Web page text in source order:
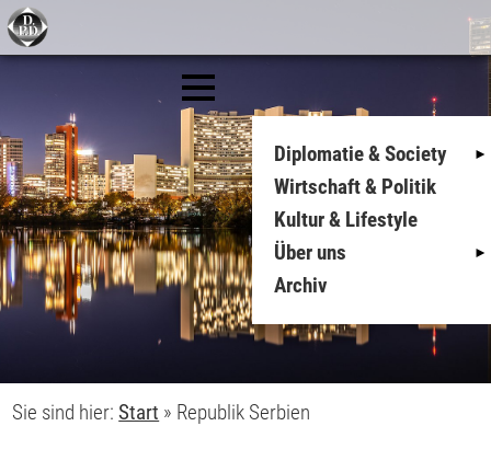
Diplomatie & Society
Wirtschaft & Politik
Kultur & Lifestyle
Über uns
Archiv
Sie sind hier:Start » Republik Serbien